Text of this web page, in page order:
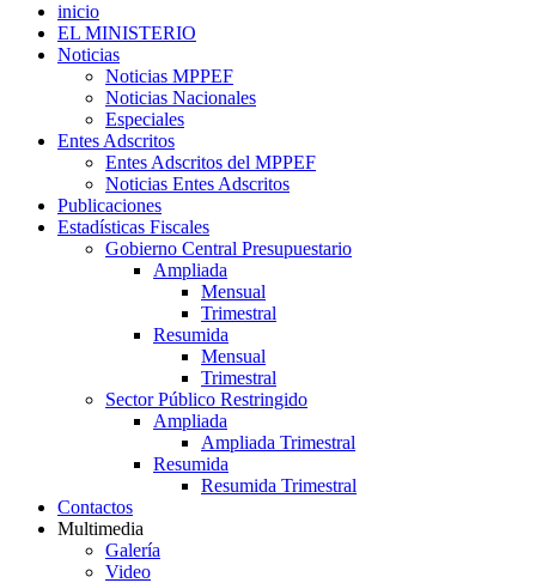
inicio
EL MINISTERIO
Noticias
Noticias MPPEF
Noticias Nacionales
Especiales
Entes Adscritos
Entes Adscritos del MPPEF
Noticias Entes Adscritos
Publicaciones
Estadísticas Fiscales
Gobierno Central Presupuestario
Ampliada
Mensual
Trimestral
Resumida
Mensual
Trimestral
Sector Público Restringido
Ampliada
Ampliada Trimestral
Resumida
Resumida Trimestral
Contactos
Multimedia
Galería
Video